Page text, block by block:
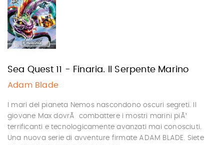
Sea Quest 11 - Finaria. Il Serpente Marino
Adam Blade
I mari del pianeta Nemos nascondono oscuri segreti. Il
giovane Max dovrÃ combattere i mostri marini piÃ¹
terrificanti e tecnologicamente avanzati mai conosciuti.
Una nuova serie di avventure firmate ADAM BLADE. Siete